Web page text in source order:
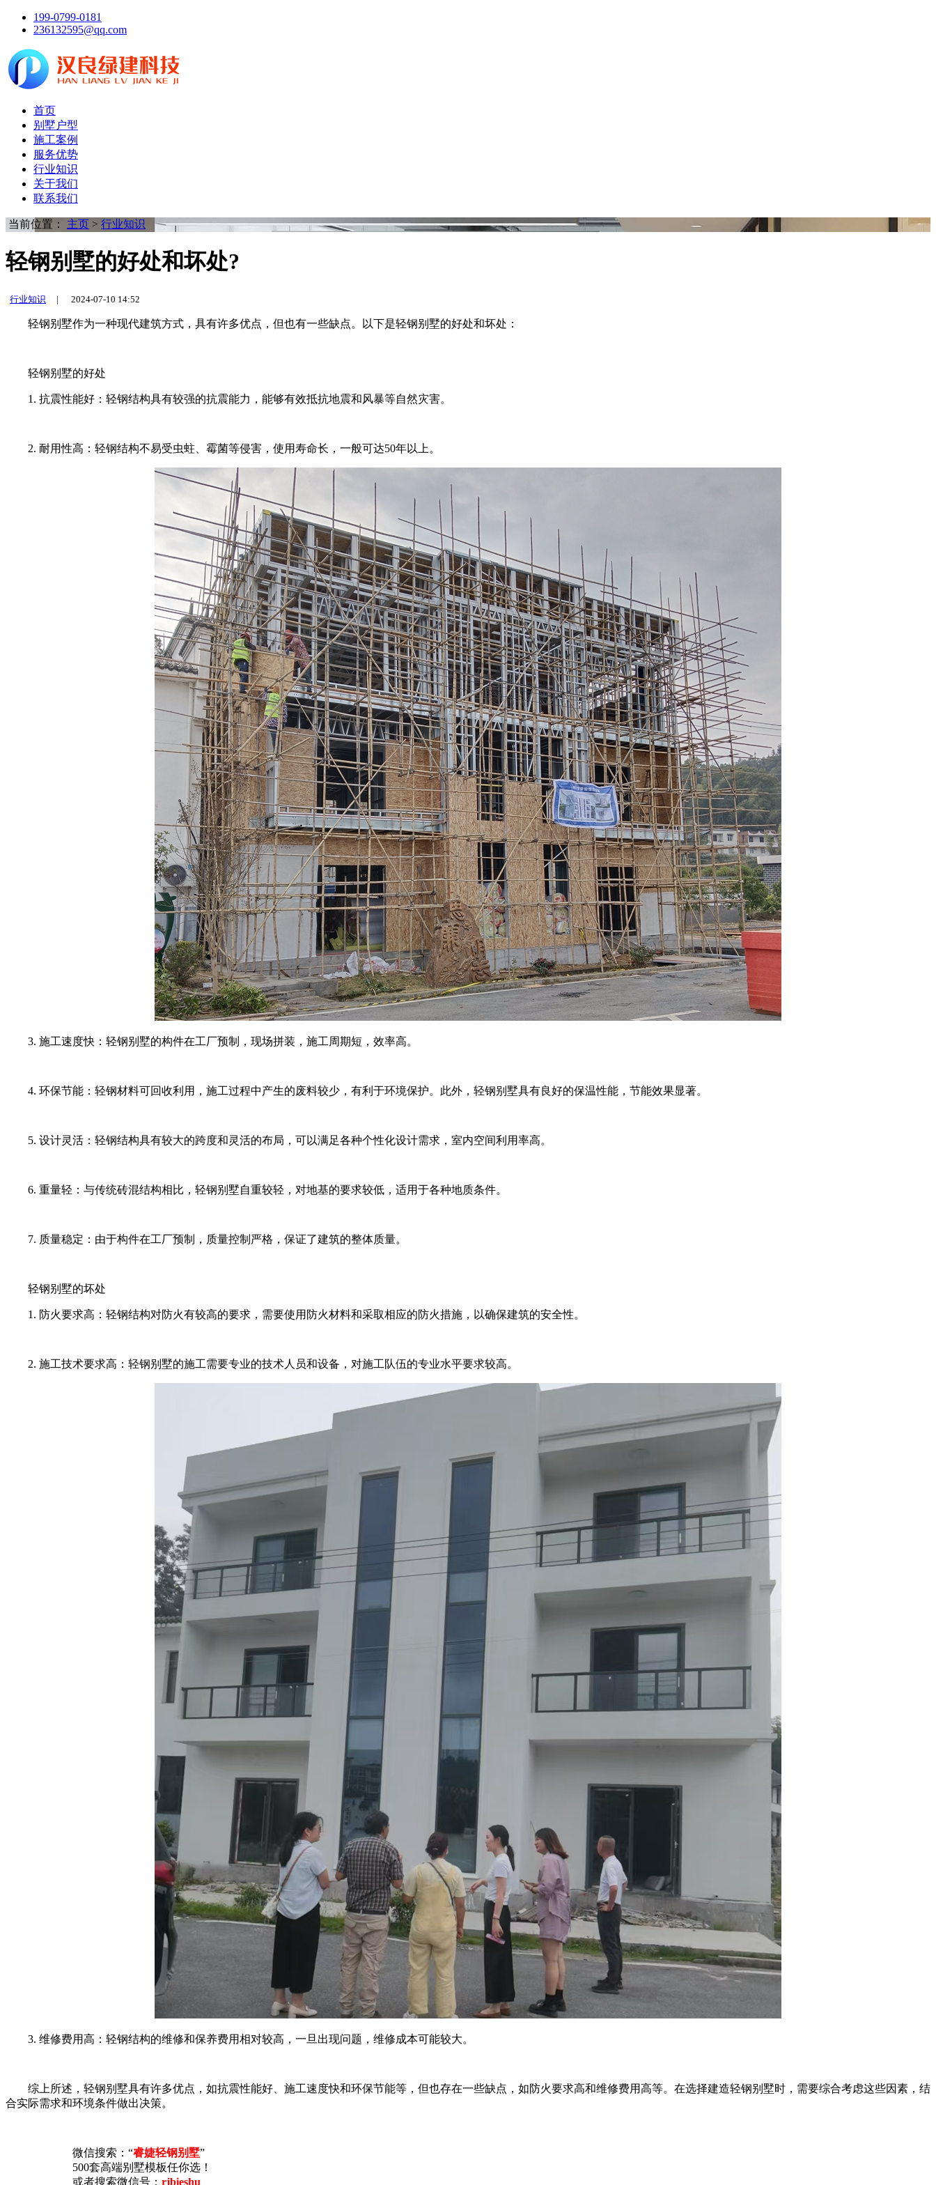
199-0799-0181
236132595@qq.com
首页
别墅户型
施工案例
服务优势
行业知识
关于我们
联系我们
当前位置： 主页 > 行业知识
轻钢别墅的好处和坏处?
行业知识 | 2024-07-10 14:52
轻钢别墅作为一种现代建筑方式，具有许多优点，但也有一些缺点。以下是轻钢别墅的好处和坏处：
轻钢别墅的好处
1. 抗震性能好：轻钢结构具有较强的抗震能力，能够有效抵抗地震和风暴等自然灾害。
2. 耐用性高：轻钢结构不易受虫蛀、霉菌等侵害，使用寿命长，一般可达50年以上。
3. 施工速度快：轻钢别墅的构件在工厂预制，现场拼装，施工周期短，效率高。
4. 环保节能：轻钢材料可回收利用，施工过程中产生的废料较少，有利于环境保护。此外，轻钢别墅具有良好的保温性能，节能效果显著。
5. 设计灵活：轻钢结构具有较大的跨度和灵活的布局，可以满足各种个性化设计需求，室内空间利用率高。
6. 重量轻：与传统砖混结构相比，轻钢别墅自重较轻，对地基的要求较低，适用于各种地质条件。
7. 质量稳定：由于构件在工厂预制，质量控制严格，保证了建筑的整体质量。
轻钢别墅的坏处
1. 防火要求高：轻钢结构对防火有较高的要求，需要使用防火材料和采取相应的防火措施，以确保建筑的安全性。
2. 施工技术要求高：轻钢别墅的施工需要专业的技术人员和设备，对施工队伍的专业水平要求较高。
3. 维修费用高：轻钢结构的维修和保养费用相对较高，一旦出现问题，维修成本可能较大。
综上所述，轻钢别墅具有许多优点，如抗震性能好、施工速度快和环保节能等，但也存在一些缺点，如防火要求高和维修费用高等。在选择建造轻钢别墅时，需要综合考虑这些因素，结
合实际需求和环境条件做出决策。
微信搜索：“睿婕轻钢别墅”
500套高端别墅模板任你选！
或者搜索微信号： rjbieshu